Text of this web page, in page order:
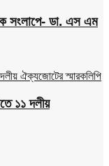
সংলাপে- ডা. এস এম
১১ দলীয়